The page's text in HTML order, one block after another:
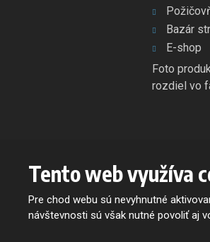
Bazár
E-shop
Foto
rozdiel vo
© 2026, OSLAVAN SLOVAKIA s.r.o. - všetky
Mapa stránok | Podmienky použitia
Tento
Tento web využíva
Pre chod webu sú nevyhnutné
návštevnosti sú však nutné povoliť aj